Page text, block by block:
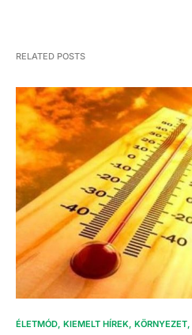
RELATED POSTS
ÉLETMÓD KIEMELT HÍREK KÖRNYEZET